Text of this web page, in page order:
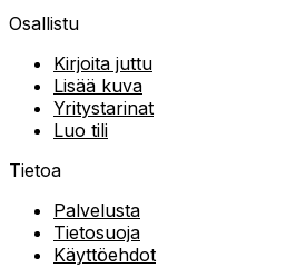
Osallistu
Kirjoita juttu
Lisää kuva
Yritystarinat
Luo tili
Tietoa
Palvelusta
Tietosuoja
Käyttöehdot